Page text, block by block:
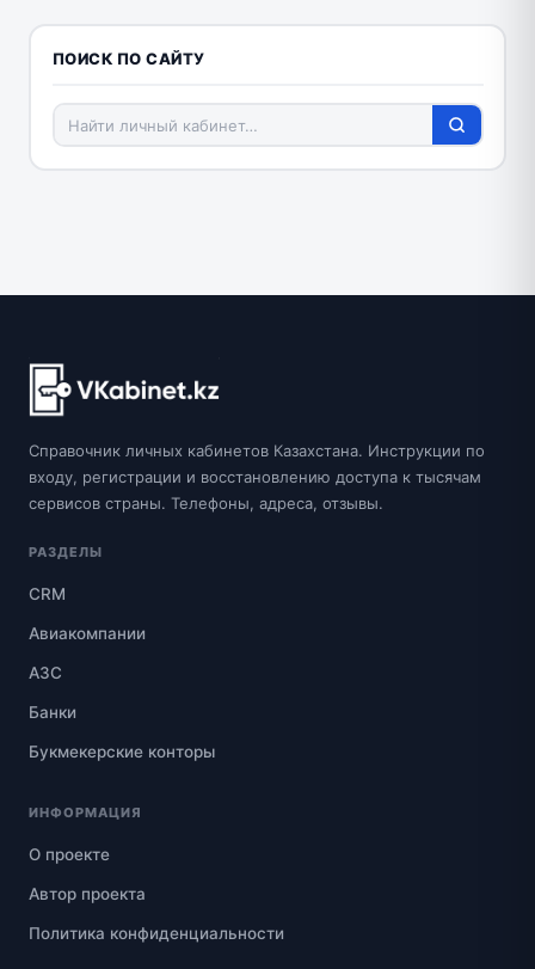
ПОИСК ПО САЙТУ
Справочник личных кабинетов Казахстана. Инструкции по
входу, регистрации и восстановлению доступа к тысячам
сервисов страны. Телефоны, адреса, отзывы.
РАЗДЕЛЫ
CRM
Авиакомпании
АЗС
Банки
Букмекерские конторы
ИНФОРМАЦИЯ
О проекте
Автор проекта
Политика конфиденциальности